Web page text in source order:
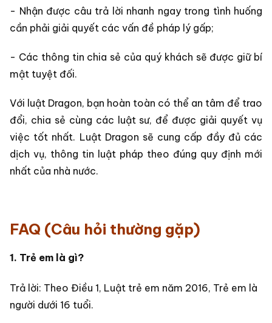
- Nhận được câu trả lời nhanh ngay trong tình huống
cần phải giải quyết các vấn đề pháp lý gấp;
- Các thông tin chia sẻ của quý khách sẽ được giữ bí
mật tuyệt đối.
Với luật Dragon, bạn hoàn toàn có thể an tâm để trao
đổi, chia sẻ cùng các luật sư, để được giải quyết vụ
việc tốt nhất. Luật Dragon sẽ cung cấp đầy đủ các
dịch vụ, thông tin luật pháp theo đúng quy định mới
nhất của nhà nước.
FAQ (Câu hỏi thường gặp)
1. Trẻ em là gì?
Trả lời: Theo Điều 1, Luật trẻ em năm 2016, Trẻ em là
người dưới 16 tuổi.